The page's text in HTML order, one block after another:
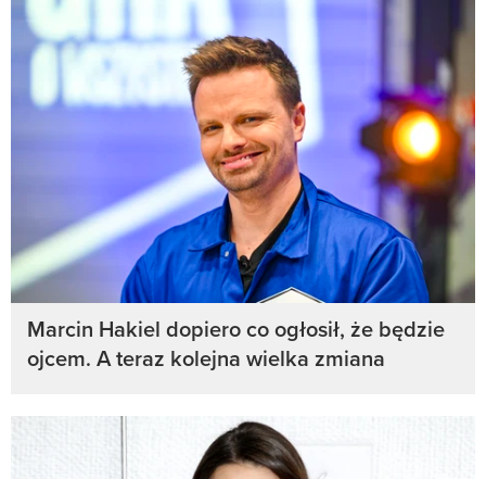
Marcin Hakiel dopiero co ogłosił, że będzie
ojcem. A teraz kolejna wielka zmiana